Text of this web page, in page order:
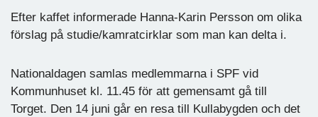
Efter kaffet informerade Hanna-Karin Persson om olika
förslag på studie/kamratcirklar som man kan delta i.
Nationaldagen samlas medlemmarna i SPF vid
Kommunhuset kl. 11.45 för att gemensamt gå till
Torget. Den 14 juni går en resa till Kullabygden och det